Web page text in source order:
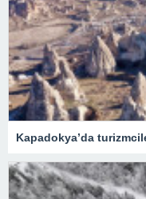
Kapadokya’da